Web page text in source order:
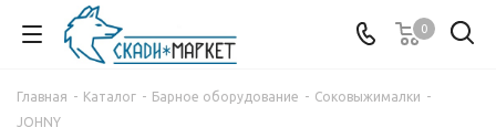
0
Главная - Каталог - Барное оборудование - Соковыжималки -
JOHNY